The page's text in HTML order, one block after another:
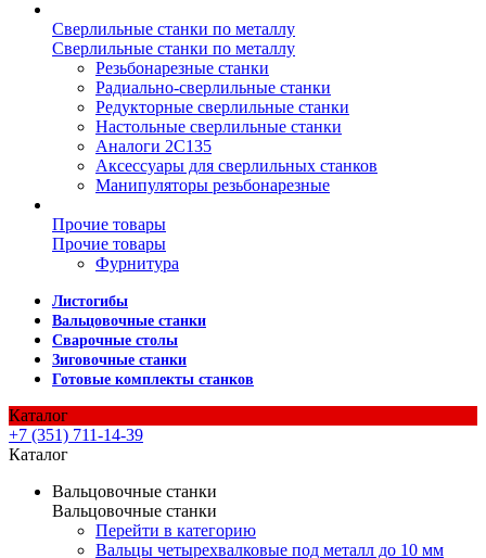
Сверлильные станки по металлу
Сверлильные станки по металлу
Резьбонарезные станки
Радиально-сверлильные станки
Редукторные сверлильные станки
Настольные сверлильные станки
Аналоги 2С135
Аксессуары для сверлильных станков
Манипуляторы резьбонарезные
Прочие товары
Прочие товары
Фурнитура
Листогибы
Вальцовочные станки
Сварочные столы
Зиговочные станки
Готовые комплекты станков
Каталог
+7 (351) 711-14-39
Каталог
Вальцовочные станки
Вальцовочные станки
Перейти в категорию
Вальцы четырехвалковые под металл до 10 мм